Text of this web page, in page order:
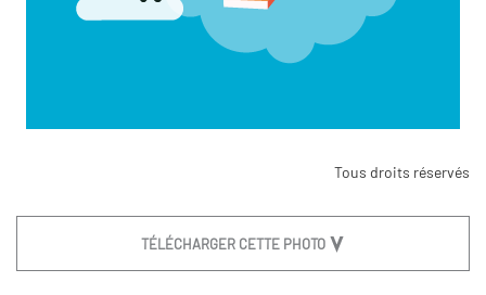
Tous droits réservés
TÉLÉCHARGER CETTE PHOTO